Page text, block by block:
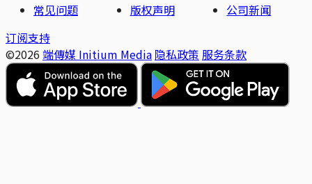
常见问题
版权声明
公司新闻
订阅支持
©2026 端傳媒 Initium Media 隐私政策 服务条款